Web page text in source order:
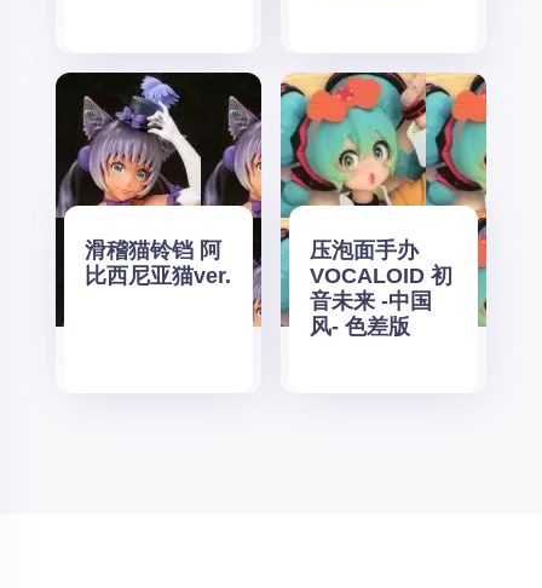
滑稽猫铃铛 阿
比西尼亚猫ver.
压泡面手办
VOCALOID 初
音未来 -中国
风- 色差版